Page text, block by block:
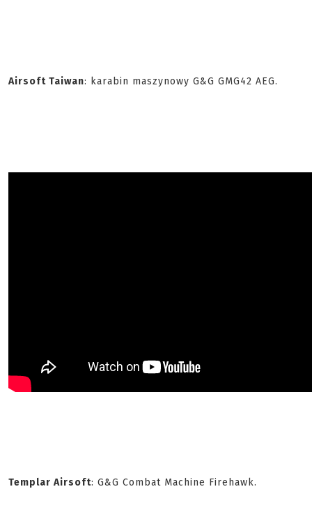
Airsoft Taiwan: karabin maszynowy G&G GMG42 AEG.
Templar Airsoft: G&G Combat Machine Firehawk.